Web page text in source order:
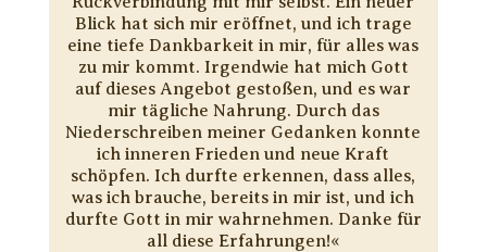
Blick hat sich mir eröffnet, und ich trage
eine tiefe Dankbarkeit in mir, für alles was
zu mir kommt. Irgendwie hat mich Gott
auf dieses Angebot gestoßen, und es war
mir tägliche Nahrung. Durch das
Niederschreiben meiner Gedanken konnte
ich inneren Frieden und neue Kraft
schöpfen. Ich durfte erkennen, dass alles,
was ich brauche, bereits in mir ist, und ich
durfte Gott in mir wahrnehmen. Danke für
all diese Erfahrungen!«